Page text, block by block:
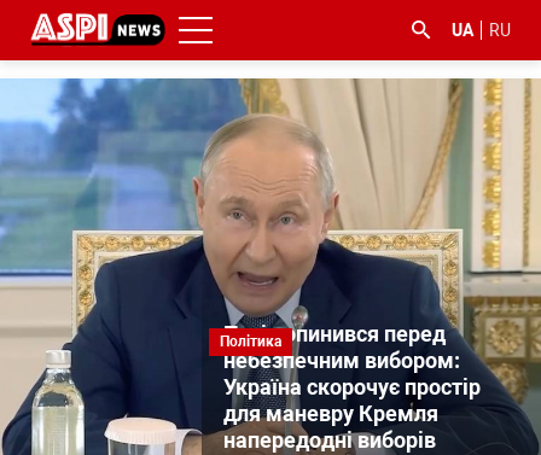
UA RU
Політика
Путін опинився перед
небезпечним вибором:
Україна скорочує простір
для маневру Кремля
напередодні виборів
#ООС
#боротьба
з
корупцією
#ДФС #Київ #коронавірус